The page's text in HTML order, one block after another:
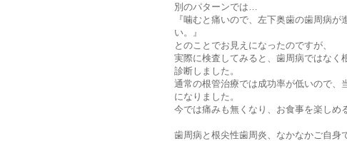
別のパターンでは…
『噛むと痛いので、左下奥歯の歯周病
い。』
とのことでお見えになったのですが、
実際に検査してみると、歯周病ではなく
診断しました。
通常の根管治療では成功率が低いので、
になりました。
今では痛みも無くなり、お食事を楽しめ
歯周病と根尖性歯周炎、なかなかご自身